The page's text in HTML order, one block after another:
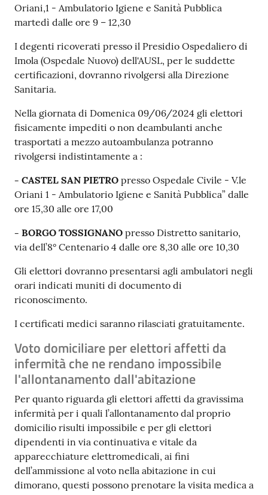
Oriani,1 - Ambulatorio Igiene e Sanità Pubblica
martedì dalle ore 9 – 12,30
I degenti ricoverati presso il Presidio Ospedaliero di
Imola (Ospedale Nuovo) dell'AUSL, per le suddette
certificazioni, dovranno rivolgersi alla Direzione
Sanitaria.
Nella giornata di Domenica 09/06/2024 gli elettori
fisicamente impediti o non deambulanti anche
trasportati a mezzo autoambulanza potranno
rivolgersi indistintamente a :
- CASTEL SAN PIETRO presso Ospedale Civile - V.le
Oriani 1 - Ambulatorio Igiene e Sanità Pubblica” dalle
ore 15,30 alle ore 17,00
- BORGO TOSSIGNANO presso Distretto sanitario,
via dell’8° Centenario 4 dalle ore 8,30 alle ore 10,30
Gli elettori dovranno presentarsi agli ambulatori negli
orari indicati muniti di documento di
riconoscimento.
I certificati medici saranno rilasciati gratuitamente.
Voto domiciliare per elettori affetti da
infermità che ne rendano impossibile
l'allontanamento dall'abitazione
Per quanto riguarda gli elettori affetti da gravissima
infermità per i quali l’allontanamento dal proprio
domicilio risulti impossibile e per gli elettori
dipendenti in via continuativa e vitale da
apparecchiature elettromedicali, ai fini
dell’ammissione al voto nella abitazione in cui
dimorano, questi possono prenotare la visita medica a